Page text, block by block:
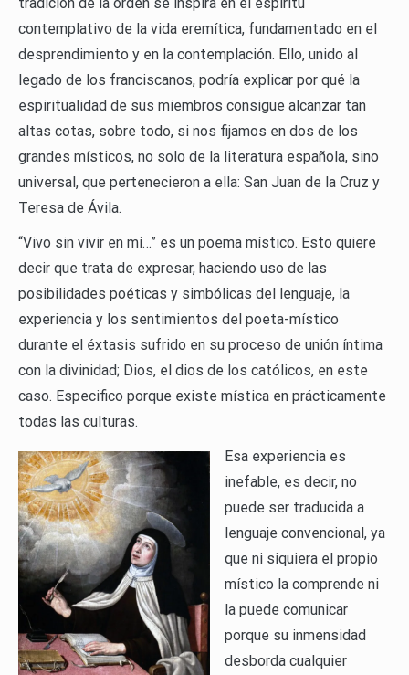
tradición de la orden se inspira en el espíritu
contemplativo de la vida eremítica, fundamentado en el
desprendimiento y en la contemplación. Ello, unido al
legado de los franciscanos, podría explicar por qué la
espiritualidad de sus miembros consigue alcanzar tan
altas cotas, sobre todo, si nos fijamos en dos de los
grandes místicos, no solo de la literatura española, sino
universal, que pertenecieron a ella: San Juan de la Cruz y
Teresa de Ávila.
“Vivo sin vivir en mí…” es un poema místico. Esto quiere
decir que trata de expresar, haciendo uso de las
posibilidades poéticas y simbólicas del lenguaje, la
experiencia y los sentimientos del poeta-místico
durante el éxtasis sufrido en su proceso de unión íntima
con la divinidad; Dios, el dios de los católicos, en este
caso. Especifico porque existe mística en prácticamente
todas las culturas.
Esa experiencia es
inefable, es decir, no
puede ser traducida a
lenguaje convencional, ya
que ni siquiera el propio
místico la comprende ni
la puede comunicar
porque su inmensidad
desborda cualquier